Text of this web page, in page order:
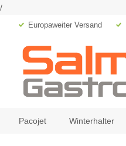
/
Europaweiter Versand
Pacojet Winterhalter